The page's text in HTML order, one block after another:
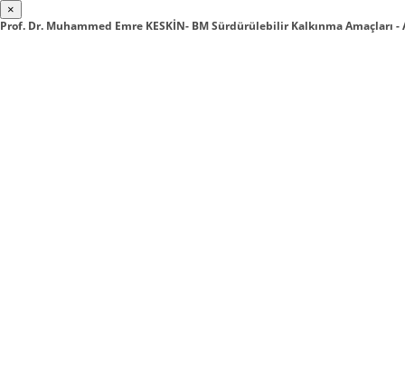
×
Prof. Dr. Muhammed Emre KESKİN- BM Sürdürülebilir Kalkınma Amaçları -